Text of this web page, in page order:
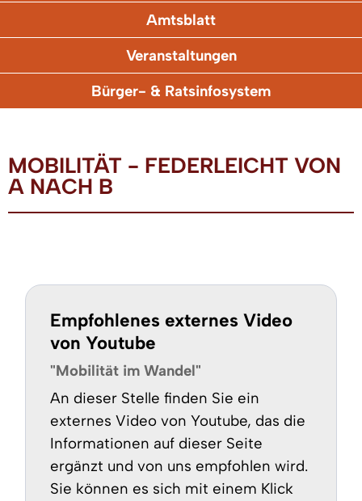
Amtsblatt
Veranstaltungen
Bürger- & Ratsinfosystem
MOBILITÄT - FEDERLEICHT VON
A NACH B
Empfohlenes externes Video
von Youtube
"Mobilität im Wandel"
An dieser Stelle finden Sie ein
externes Video von Youtube, das die
Informationen auf dieser Seite
ergänzt und von uns empfohlen wird.
Sie können es sich mit einem Klick